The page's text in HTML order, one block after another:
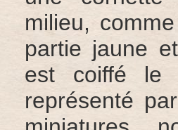
milieu,
partie jaune
est coiffé le
représenté